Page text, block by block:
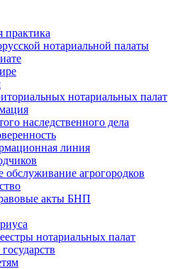
практика
нотариальной палаты
нотариальных палат
наследственного дела
линия
обслуживание агрогородков
акты БНП
нотариальных палат